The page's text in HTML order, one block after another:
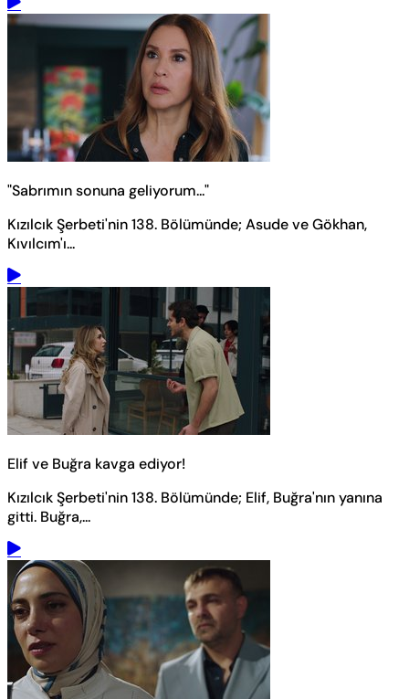
"Sabrımın sonuna geliyorum..."
Kızılcık Şerbeti'nin 138. Bölümünde; Asude ve Gökhan,
Kıvılcım'ı...
Elif ve Buğra kavga ediyor!
Kızılcık Şerbeti'nin 138. Bölümünde; Elif, Buğra'nın yanına
gitti. Buğra,...